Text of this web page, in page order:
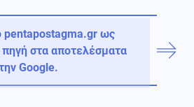
pentapostagma.gr ως
στα αποτελέσματα
Google.